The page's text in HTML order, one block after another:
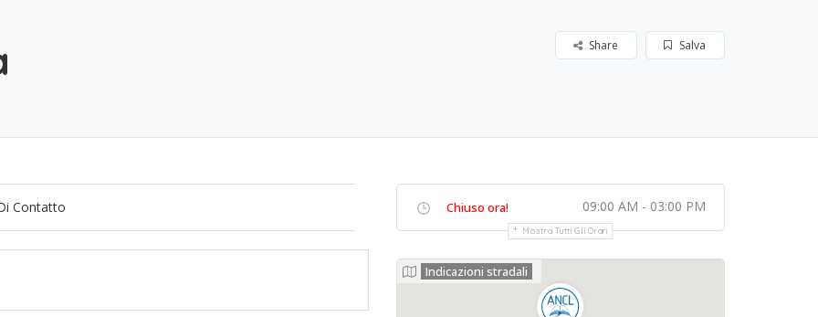
Salva
Share
Contatto Chiuso ora! 09:00 AM - 03:00 PM
Mostra Tutti Gli Orari
Indicazioni stradali